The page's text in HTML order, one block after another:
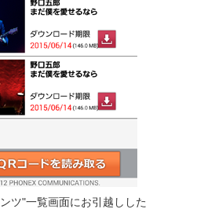
ツ"一覧画面にお引越しした